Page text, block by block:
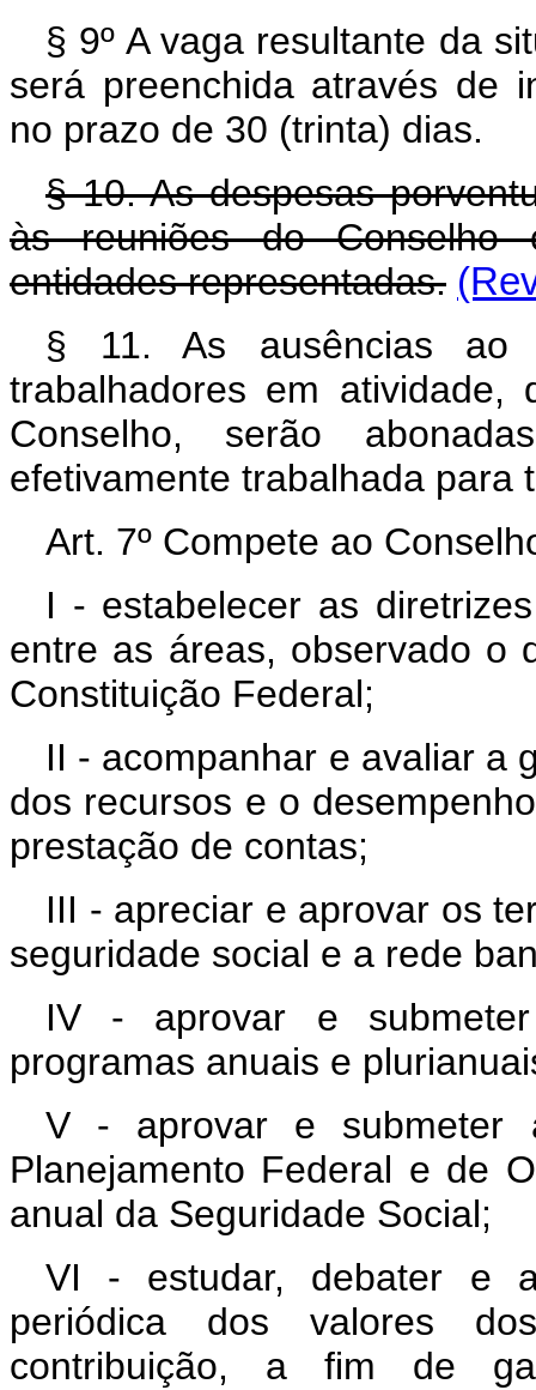
§ 9º A vaga resultante da
será preenchida através de
no prazo de 30 (trinta) dias.
§ 10. As despesas
às reuniões do Conselho
entidades representadas.
§ 11. As ausências ao
trabalhadores em atividade,
Conselho, serão
efetivamente trabalhada para
Art. 7º Compete ao
I - estabelecer as
entre as áreas, observado o
Constituição Federal;
II - acompanhar e avaliar a
dos recursos e o
prestação de contas;
III - apreciar e aprovar os
seguridade social e a rede
IV - aprovar e
programas anuais e
V - aprovar e submeter
Planejamento Federal e de
anual da Seguridade Social;
VI - estudar, debater e
periódica dos valores
contribuição, a fim de